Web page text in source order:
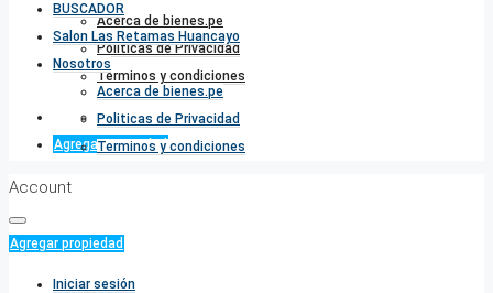
Acerca de bienes.pe
Politicas de Privacidad
Terminos y condiciones
Favorito0
Agregar propiedad
BUSCADOR
Salon Las Retamas Huancayo
Nosotros
Acerca de bienes.pe
Politicas de Privacidad
Terminos y condiciones
Account
Agregar propiedad
Iniciar sesión